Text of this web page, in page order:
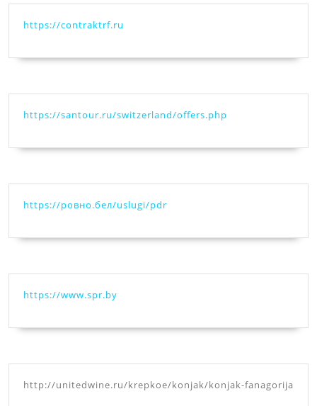
https://contraktrf.ru
https://santour.ru/switzerland/offers.php
https://ровно.бел/uslugi/pdr
https://www.spr.by
http://unitedwine.ru/krepkoe/konjak/konjak-fanagorija